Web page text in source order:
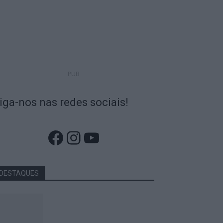
nos nas redes sociais!
Facebook
Instagram
YouTube